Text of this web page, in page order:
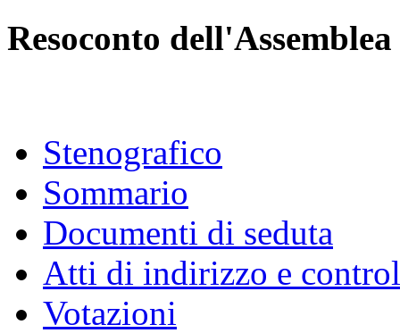
Resoconto dell'Assemblea
Stenografico
Sommario
Documenti di seduta
Atti di indirizzo e
Votazioni